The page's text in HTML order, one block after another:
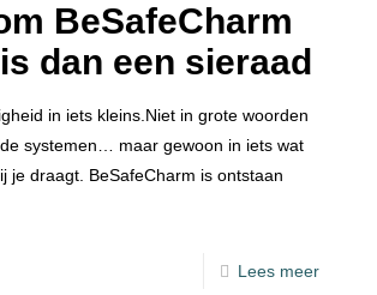
BeSafeCharm
dan een sieraad
in iets kleins.Niet in grote woorden
systemen… maar gewoon in iets wat
je draagt. BeSafeCharm is ontstaan
Lees meer